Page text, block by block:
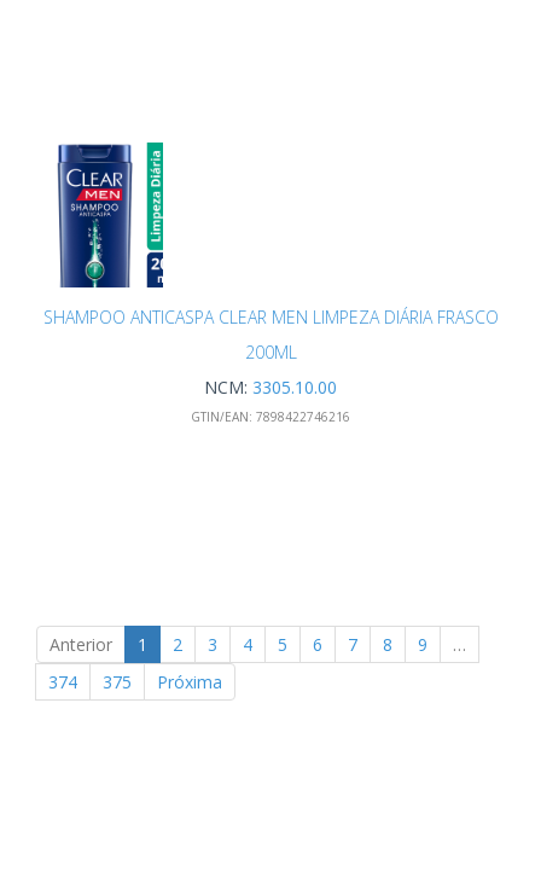
SHAMPOO ANTICASPA CLEAR MEN LIMPEZA DIÁRIA FRASCO
200ML
NCM: 3305.10.00
GTIN/EAN: 7898422746216
Anterior 1 2 3 4 5 6 7 8 9
…
374
375 Próxima